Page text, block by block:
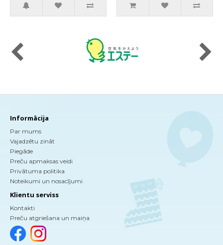
Informācija
Par mums
Vajadzētu zināt
Piegāde
Preču apmaksas veidi
Privātuma politika
Noteikumi un nosacījumi
Klientu serviss
Kontakti
Preču atgriešana un maiņa